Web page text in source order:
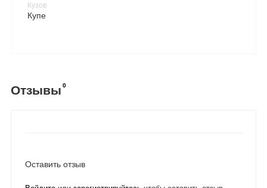
Кузов
Купе
Отзывы 0
Оставить отзыв